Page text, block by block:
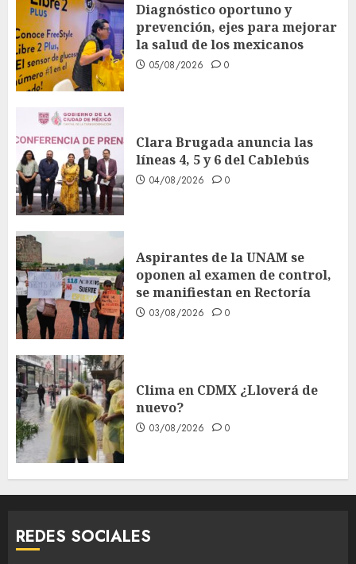
Diagnóstico oportuno y
prevención, ejes para mejorar
la salud de los mexicanos
05/08/2026 0
Clara Brugada anuncia las
líneas 4, 5 y 6 del Cablebús
04/08/2026 0
Aspirantes de la UNAM se
oponen al examen de control,
se manifiestan en Rectoría
03/08/2026 0
Clima en CDMX ¿Lloverá de
nuevo?
03/08/2026 0
REDES SOCIALES